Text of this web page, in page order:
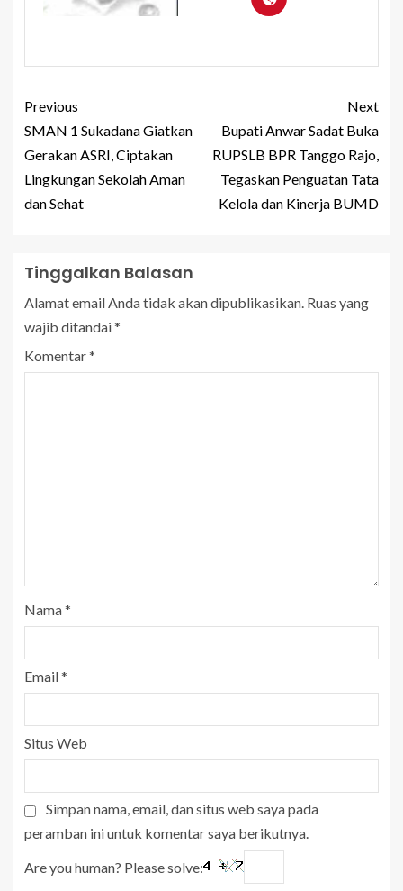
Previous
SMAN 1 Sukadana Giatkan
Gerakan ASRI, Ciptakan
Lingkungan Sekolah Aman
dan Sehat
Next
Bupati Anwar Sadat Buka
RUPSLB BPR Tanggo Rajo,
Tegaskan Penguatan Tata
Kelola dan Kinerja BUMD
Tinggalkan Balasan
Alamat email Anda tidak akan dipublikasikan. Ruas yang
wajib ditandai*
Komentar*
Nama*
Email*
Situs Web
Simpan nama, email, dan situs web saya pada
peramban ini untuk komentar saya berikutnya.
Are you human? Please solve: